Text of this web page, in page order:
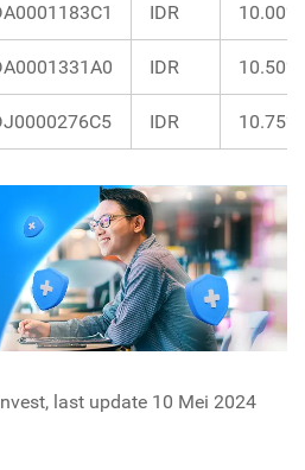
IDR 10.00%
IDR 10.50%
IDR 10.75%
last update 10 Mei 2024